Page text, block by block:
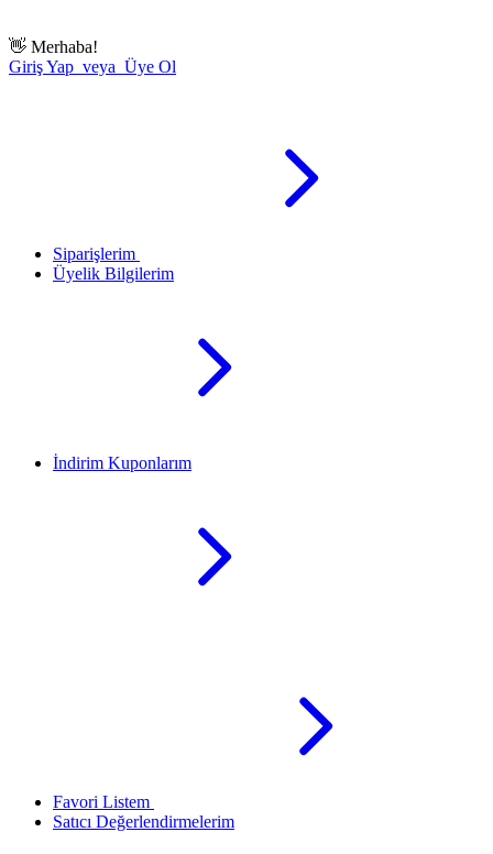
👋 Merhaba!
Giriş Yap veya Üye Ol
Siparişlerim
Üyelik Bilgilerim
İndirim Kuponlarım
Favori Listem
Satıcı Değerlendirmelerim